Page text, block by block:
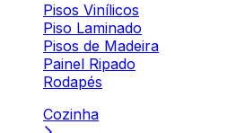
Pisos Vinílicos
Piso Laminado
Pisos de Madeira
Painel Ripado
Rodapés
Cozinha